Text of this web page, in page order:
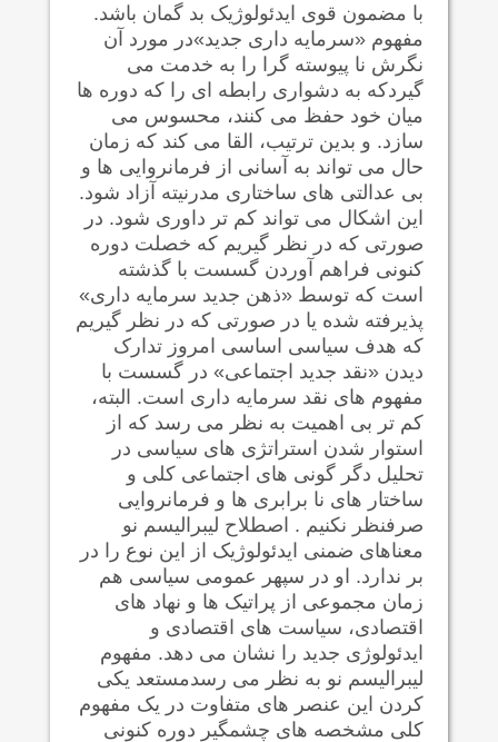
با مضمون قوی ایدئولوژیک بد گمان باشد.
مفهوم «سرمایه داری جدید»در مورد آن
نگرش نا پیوسته گرا را به خدمت می
گیردکه به دشواری رابطه ای را که دوره ها
میان خود حفظ می کنند، محسوس می
سازد. و بدین ترتیب، القا می کند که زمان
حال می تواند به آسانی از فرمانروایی ها و
بی عدالتی های ساختاری مدرنیته آزاد شود.
این اشکال می تواند کم تر داوری شود. در
صورتی که در نظر گیریم که خصلت دوره
کنونی فراهم آوردن گسست با گذشته
است که توسط «ذهن جدید سرمایه داری»
پذیرفته شده یا در صورتی که در نظر گیریم
که هدف سیاسی اساسی امروز تدارک
دیدن «نقد جدید اجتماعی» در گسست با
مفهوم های نقد سرمایه داری است. البته،
کم تر بی اهمیت به نظر می رسد که از
استوار شدن استراتژی های سیاسی در
تحلیل دگر گونی های اجتماعی کلی و
ساختار های نا برابری ها و فرمانروایی
صرفنظر نکنیم . اصطلاح لیبرالیسم نو
معناهای ضمنی ایدئولوژیک از این نوع را در
بر ندارد. او در سپهر عمومی سیاسی هم
زمان مجموعی از پراتیک ها و نهاد های
اقتصادی، سیاست های اقتصادی و
ایدئولوژی جدید را نشان می دهد. مفهوم
لیبرالیسم نو به نظر می رسدمستعد یکی
کردن این عنصر های متفاوت در یک مفهوم
کلی مشخصه های چشمگیر دوره کنونی